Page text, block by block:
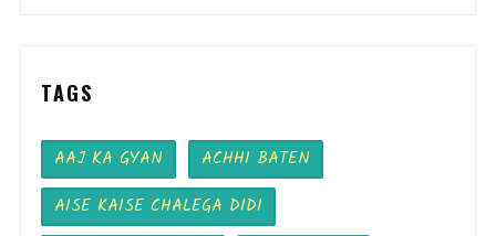
TAGS
AAJ KA GYAN
ACHHI BATEN
AISE KAISE CHALEGA DIDI